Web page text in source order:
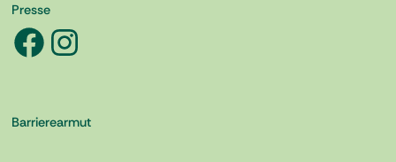
Presse
Facebook Instagram
Barrierearmut